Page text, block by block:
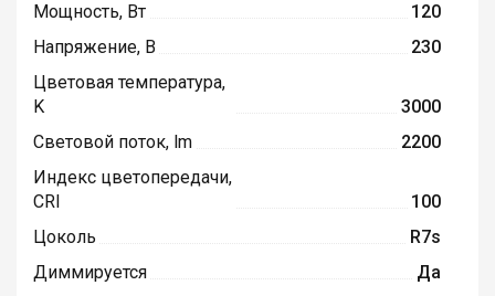
Мощность, Вт
120
Напряжение, В
230
Цветовая температура,
K
3000
Световой поток, lm
2200
Индекс цветопередачи,
CRI
100
Цоколь
R7s
Диммируется
Да